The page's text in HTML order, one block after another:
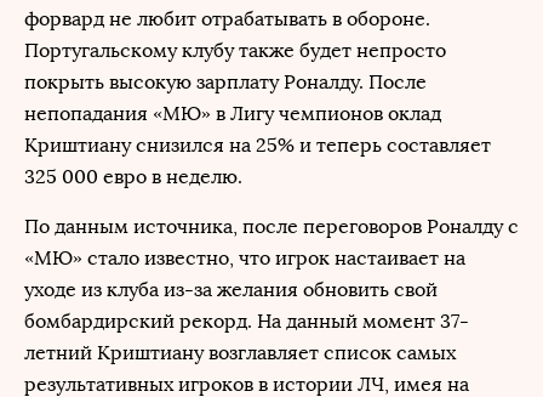
форвард не любит отрабатывать в обороне.
Португальскому клубу также будет непросто
покрыть высокую зарплату Роналду. После
непопадания «МЮ» в Лигу чемпионов оклад
Криштиану снизился на 25% и теперь составляет
325 000 евро в неделю.
По данным источника, после переговоров Роналду с
«МЮ» стало известно, что игрок настаивает на
уходе из клуба из-за желания обновить свой
бомбардирский рекорд. На данный момент 37-
летний Криштиану возглавляет список самых
результативных игроков в истории ЛЧ, имея на